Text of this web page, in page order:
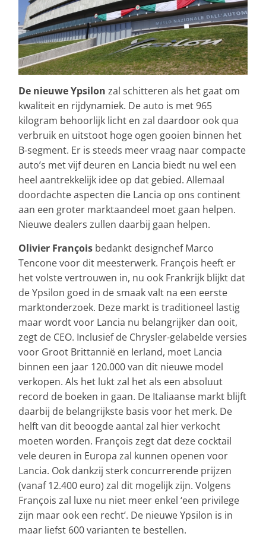
De nieuwe Ypsilon zal schitteren als het gaat om
kwaliteit en rijdynamiek. De auto is met 965
kilogram behoorlijk licht en zal daardoor ook qua
verbruik en uitstoot hoge ogen gooien binnen het
B-segment. Er is steeds meer vraag naar compacte
auto’s met vijf deuren en Lancia biedt nu wel een
heel aantrekkelijk idee op dat gebied. Allemaal
doordachte aspecten die Lancia op ons continent
aan een groter marktaandeel moet gaan helpen.
Nieuwe dealers zullen daarbij gaan helpen.
Olivier François bedankt designchef Marco
Tencone voor dit meesterwerk. François heeft er
het volste vertrouwen in, nu ook Frankrijk blijkt dat
de Ypsilon goed in de smaak valt na een eerste
marktonderzoek. Deze markt is traditioneel lastig
maar wordt voor Lancia nu belangrijker dan ooit,
zegt de CEO. Inclusief de Chrysler-gelabelde versies
voor Groot Brittannië en Ierland, moet Lancia
binnen een jaar 120.000 van dit nieuwe model
verkopen. Als het lukt zal het als een absoluut
record de boeken in gaan. De Italiaanse markt blijft
daarbij de belangrijkste basis voor het merk. De
helft van dit beoogde aantal zal hier verkocht
moeten worden. François zegt dat deze cocktail
vele deuren in Europa zal kunnen openen voor
Lancia. Ook dankzij sterk concurrerende prijzen
(vanaf 12.400 euro) zal dit mogelijk zijn. Volgens
François zal luxe nu niet meer enkel ‘een privilege
zijn maar ook een recht’. De nieuwe Ypsilon is in
maar liefst 600 varianten te bestellen.